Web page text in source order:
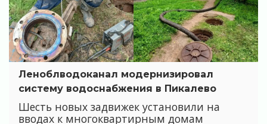
Леноблводоканал модернизировал
систему водоснабжения в Пикалево
Шесть новых задвижек установили на
вводах к многоквартирным домам